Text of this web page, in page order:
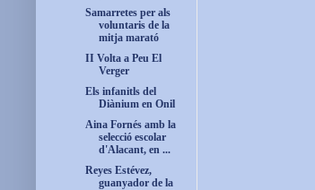
Samarretes per als
voluntaris de la
mitja marató
II Volta a Peu El
Verger
Els infanitls del
Diànium en Onil
Aina Fornés amb la
selecció escolar
d'Alacant, en ...
Reyes Estévez,
guanyador de la